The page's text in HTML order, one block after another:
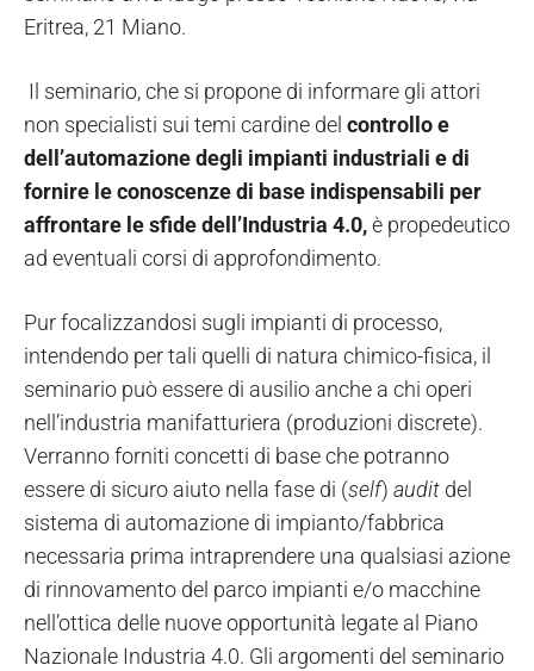
Eritrea, 21 Miano.
Il seminario, che si propone di informare gli attori
non specialisti sui temi cardine del controllo e
dell’automazione degli impianti industriali e di
fornire le conoscenze di base indispensabili per
affrontare le sfide dell’Industria 4.0,è propedeutico
ad eventuali corsi di approfondimento.
Pur focalizzandosi sugli impianti di processo,
intendendo per tali quelli di natura chimico-fisica, il
seminario può essere di ausilio anche a chi operi
nell’industria manifatturiera (produzioni discrete).
Verranno forniti concetti di base che potranno
essere di sicuro aiuto nella fase di (self) audit del
sistema di automazione di impianto/fabbrica
necessaria prima intraprendere una qualsiasi azione
di rinnovamento del parco impianti e/o macchine
nell’ottica delle nuove opportunità legate al Piano
Nazionale Industria 4.0. Gli argomenti del seminario